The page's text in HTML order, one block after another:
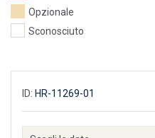
Opzionale
Sconosciuto
ID: HR-11269-01